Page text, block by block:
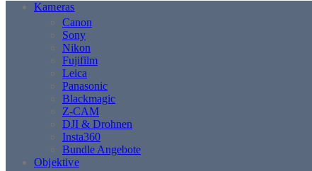
Kameras
Canon
Sony
Nikon
Fujifilm
Leica
Panasonic
Blackmagic
Z-CAM
DJI & Drohnen
Insta360
Bundle Angebote
Objektive